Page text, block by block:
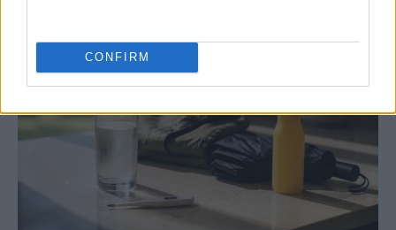
CONFIRM
SALUD Y BIENESTAR